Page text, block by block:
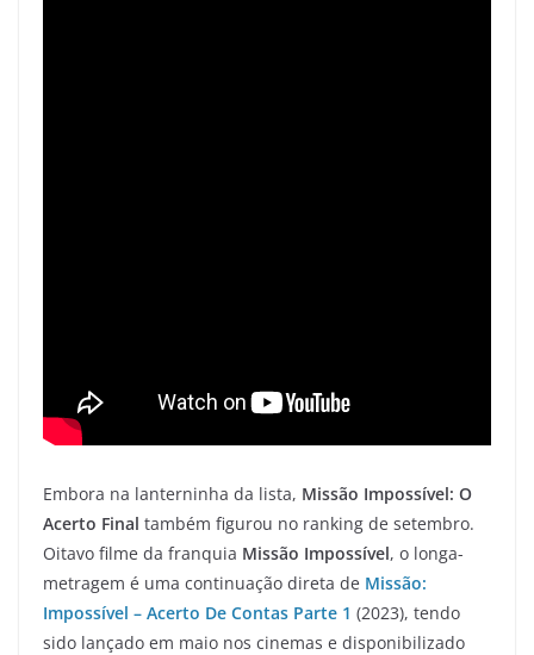
Embora na lanterninha da lista, Missão Impossível: O
Acerto Final também figurou no ranking de setembro.
Oitavo filme da franquia Missão Impossível, o longa-
metragem é uma continuação direta de Missão:
Impossível – Acerto De Contas Parte 1 (2023), tendo
sido lançado em maio nos cinemas e disponibilizado